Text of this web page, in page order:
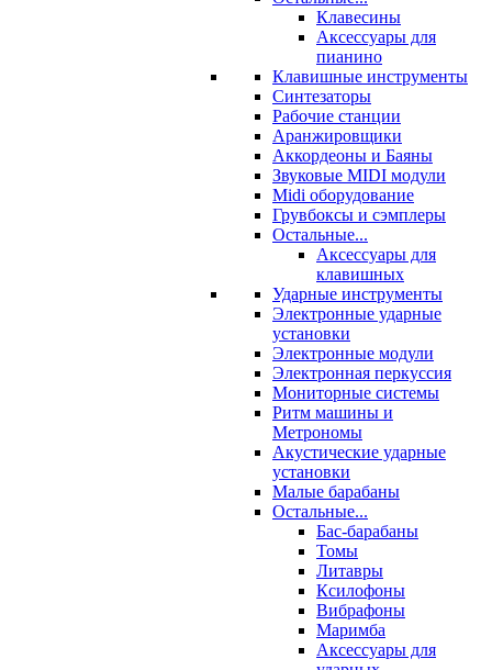
Клавесины
Аксессуары для
пианино
Клавишные инструменты
Синтезаторы
Рабочие станции
Аранжировщики
Аккордеоны и Баяны
Звуковые MIDI модули
Midi оборудование
Грувбоксы и сэмплеры
Остальные...
Аксессуары для
клавишных
Ударные инструменты
Электронные ударные
установки
Электронные модули
Электронная перкуссия
Мониторные системы
Ритм машины и
Метрономы
Акустические ударные
установки
Малые барабаны
Остальные...
Бас-барабаны
Томы
Литавры
Ксилофоны
Вибрафоны
Маримба
Аксессуары для